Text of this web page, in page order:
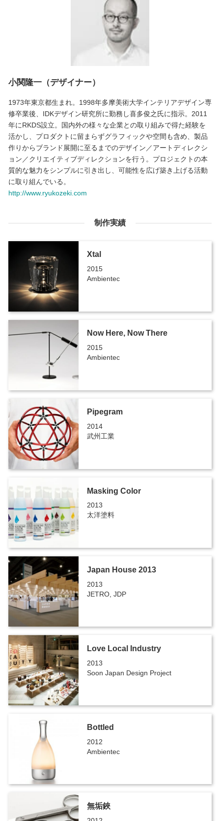
小関隆一（デザイナー）
1973年東京都生まれ。1998年多摩美術大学インテリアデザイン専
修卒業後、IDKデザイン研究所に勤務し喜多俊之氏に指示。2011
年にRKDS設立。国内外の様々な企業との取り組みで得た経験を
活かし、プロダクトに留まらずグラフィックや空間も含め、製品
作りからブランド展開に至るまでのデザイン／アートディレクシ
ョン／クリエイティブディレクションを行う。プロジェクトの本
質的な魅力をシンプルに引き出し、可能性を広げ築き上げる活動
に取り組んでいる。
http://www.ryukozeki.com
制作実績
Xtal
2015
Ambientec
Now Here, Now There
2015
Ambientec
Pipegram
2014
武州工業
Masking Color
2013
太洋塗料
Japan House 2013
2013
JETRO, JDP
Love Local Industry
2013
Soon Japan Design Project
Bottled
2012
Ambientec
無垢鋏